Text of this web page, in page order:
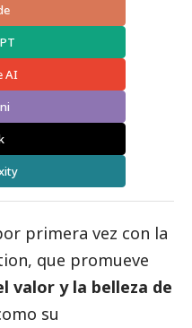
AI
primera vez con la
, que promueve
valor y la belleza de
su